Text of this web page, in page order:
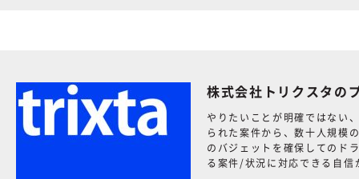
株式会社トリクスタの
やりたいことが明確ではない
られた案件から、数十人規模
のバジェットを確保してのド
る案件/状況に対応できる自信